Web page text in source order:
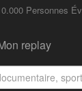
Personnes
replay